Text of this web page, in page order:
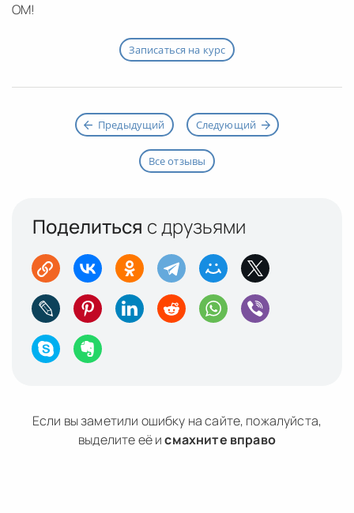
ОМ!
Записаться на курс
Предыдущий Следующий
Все отзывы
Поделиться с друзьями
Если вы заметили ошибку на сайте, пожалуйста,
выделите её исмахните вправо